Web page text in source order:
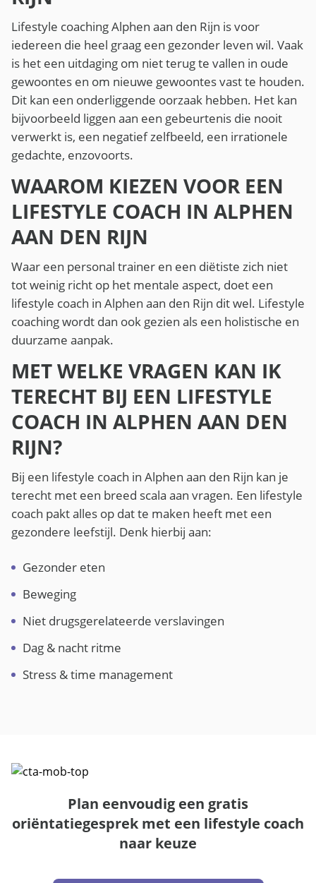
Lifestyle coaching Alphen aan den Rijn is voor
iedereen die heel graag een gezonder leven wil. Vaak
is het een uitdaging om niet terug te vallen in oude
gewoontes en om nieuwe gewoontes vast te houden.
Dit kan een onderliggende oorzaak hebben. Het kan
bijvoorbeeld liggen aan een gebeurtenis die nooit
verwerkt is, een negatief zelfbeeld, een irrationele
gedachte, enzovoorts.
WAAROM KIEZEN VOOR EEN
LIFESTYLE COACH IN ALPHEN
AAN DEN RIJN
Waar een personal trainer en een diëtiste zich niet
tot weinig richt op het mentale aspect, doet een
lifestyle coach in Alphen aan den Rijn dit wel. Lifestyle
coaching wordt dan ook gezien als een holistische en
duurzame aanpak.
MET WELKE VRAGEN KAN IK
TERECHT BIJ EEN LIFESTYLE
COACH IN ALPHEN AAN DEN
RIJN?
Bij een lifestyle coach in Alphen aan den Rijn kan je
terecht met een breed scala aan vragen. Een lifestyle
coach pakt alles op dat te maken heeft met een
gezondere leefstijl. Denk hierbij aan:
Gezonder eten
Beweging
Niet drugsgerelateerde verslavingen
Dag & nacht ritme
Stress & time management
Plan eenvoudig een gratis
oriëntatiegesprek met een lifestyle coach
naar keuze